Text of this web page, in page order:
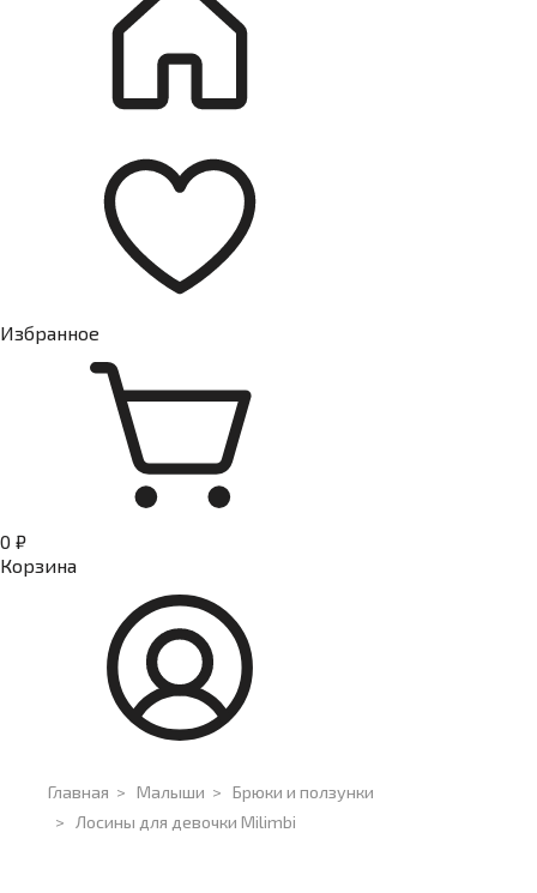
Избранное
0 ₽
Корзина
Главная > Малыши > Брюки и ползунки
> Лосины для девочки Milimbi